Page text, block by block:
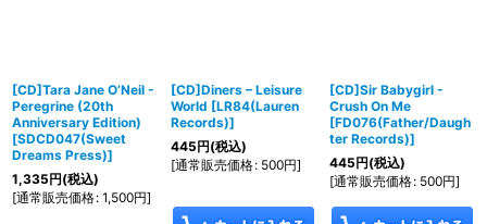
[CD]Tara Jane O’Neil -
Peregrine (20th
Anniversary Edition)
[SDCD047(Sweet
Dreams Press)]
1,335円(税込)
[通常販売価格: 1,500円]
[CD]Diners ‎– Leisure
World [LR84(Lauren
Records)]
445円(税込)
[通常販売価格: 500円]
[CD]Sir Babygirl -
Crush On Me
[FD076(Father/Daugh
ter Records)]
445円(税込)
[通常販売価格: 500円]